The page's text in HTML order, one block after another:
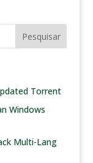
Tоrrеnt
Windows
Multi-Lang